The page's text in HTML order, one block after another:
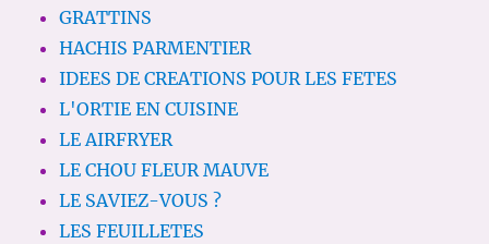
GRATTINS
HACHIS PARMENTIER
IDEES DE CREATIONS POUR LES FETES
L'ORTIE EN CUISINE
LE AIRFRYER
LE CHOU FLEUR MAUVE
LE SAVIEZ-VOUS ?
LES FEUILLETES